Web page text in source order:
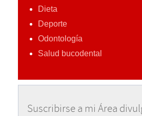
Dieta
Deporte
Odontología
Salud bucodental
Suscribirse a mi Área